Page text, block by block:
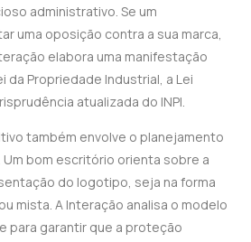
administrativo. Se um
uma oposição contra a sua marca,
elabora uma manifestação
da Propriedade Industrial, a Lei
atualizada do INPI.
também envolve o planejamento
bom escritório orienta sobre a
do logotipo, seja na forma
mista. A Interação analisa o modelo
para garantir que a proteção